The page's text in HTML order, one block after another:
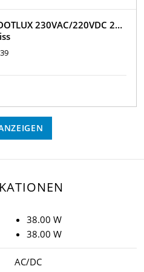
230VAC/220VDC 2…
38.00 W
38.00 W
AC/DC